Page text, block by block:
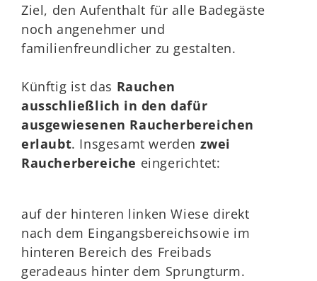
Ziel, den Aufenthalt für alle Badegäste
noch angenehmer und
familienfreundlicher zu gestalten.
Künftig ist das Rauchen
ausschließlich in den dafür
ausgewiesenen Raucherbereichen
erlaubt. Insgesamt werden zwei
Raucherbereiche eingerichtet:
auf der hinteren linken Wiese direkt
nach dem Eingangsbereichsowie im
hinteren Bereich des Freibads
geradeaus hinter dem Sprungturm.